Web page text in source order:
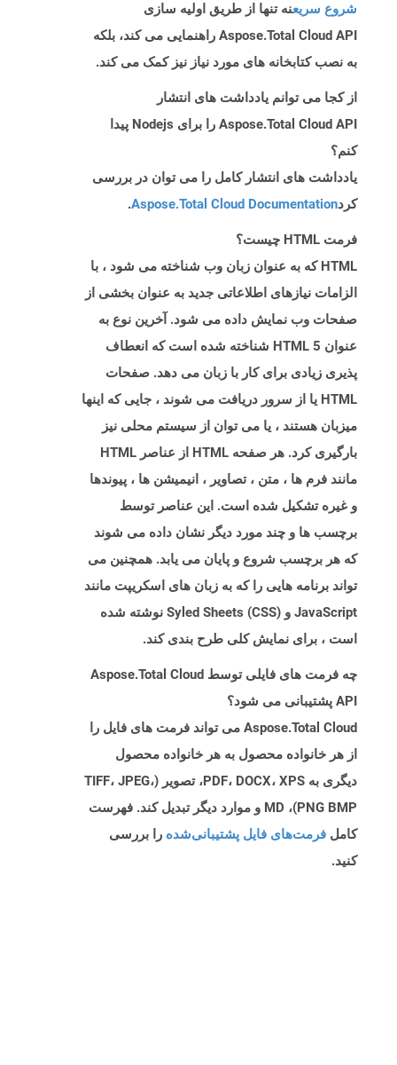
شروع سریعنه تنها از طریق اولیه سازی
Aspose.Total Cloud API راهنمایی می کند، بلکه
به نصب کتابخانه های مورد نیاز نیز کمک می کند.
از کجا می توانم یادداشت های انتشار
Aspose.Total Cloud API را برای Nodejs پیدا
کنم؟
یادداشت های انتشار کامل را می توان در بررسی
کردAspose.Total Cloud Documentation
.
فرمت HTML چیست؟
HTML که به عنوان زبان وب شناخته می شود ، با
الزامات نیازهای اطلاعاتی جدید به عنوان بخشی از
صفحات وب نمایش داده می شود. آخرین نوع به
عنوان HTML 5 شناخته شده است که انعطاف
پذیری زیادی برای کار با زبان می دهد. صفحات
HTML یا از سرور دریافت می شوند ، جایی که اینها
میزبان هستند ، یا می توان از سیستم محلی نیز
بارگیری کرد. هر صفحه HTML از عناصر HTML
مانند فرم ها ، متن ، تصاویر ، انیمیشن ها ، پیوندها
و غیره تشکیل شده است. این عناصر توسط
برچسب ها و چند مورد دیگر نشان داده می شوند
که هر برچسب شروع و پایان می یابد. همچنین می
تواند برنامه هایی را که به زبان های اسکریپت مانند
JavaScript و Syled Sheets (CSS) نوشته شده
است ، برای نمایش کلی طرح بندی کند.
چه فرمت های فایلی توسط Aspose.Total Cloud
API پشتیبانی می شود؟
Aspose.Total Cloud می تواند فرمت های فایل را
از هر خانواده محصول به هر خانواده محصول
دیگری به PDF، DOCX، XPS، تصویر (TIFF، JPEG،
PNG BMP)، MD و موارد دیگر تبدیل کند. فهرست
کامل فرمت‌های فایل پشتیبانی‌شده را بررسی
کنید.